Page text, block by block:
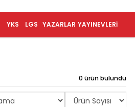
YAYINEVLERI
YAZARLAR
LGS
YKS
0 ürün bulundu